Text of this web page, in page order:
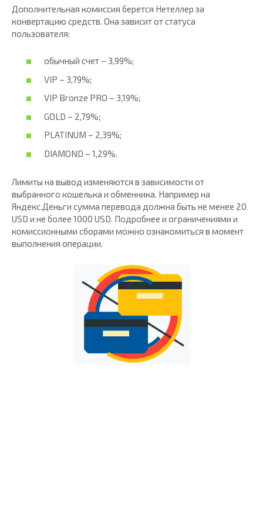
Дополнительная комиссия берется Нетеллер за
конвертацию средств. Она зависит от статуса
пользователя:
обычный счет – 3,99%;
VIP – 3,79%;
VIP Bronze PRO – 3,19%;
GOLD – 2,79%;
PLATINUM – 2,39%;
DIAMOND – 1,29%.
Лимиты на вывод изменяются в зависимости от
выбранного кошелька и обменника. Например на
Яндекс.Деньги сумма перевода должна быть не менее 20
USD и не более 1000 USD. Подробнее и ограничениями и
комиссионными сборами можно ознакомиться в момент
выполнения операции.